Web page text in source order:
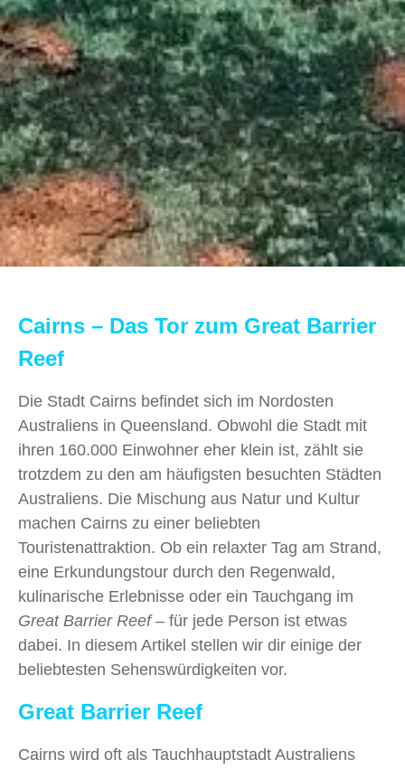
Cairns – Das Tor zum Great Barrier
Reef
Die Stadt Cairns befindet sich im Nordosten
Australiens in Queensland. Obwohl die Stadt mit
ihren 160.000 Einwohner eher klein ist, zählt sie
trotzdem zu den am häufigsten besuchten Städten
Australiens. Die Mischung aus Natur und Kultur
machen Cairns zu einer beliebten
Touristenattraktion. Ob ein relaxter Tag am Strand,
eine Erkundungstour durch den Regenwald,
kulinarische Erlebnisse oder ein Tauchgang im
Great Barrier Reef– für jede Person ist etwas
dabei. In diesem Artikel stellen wir dir einige der
beliebtesten Sehenswürdigkeiten vor.
Great Barrier Reef
Cairns wird oft als Tauchhauptstadt Australiens